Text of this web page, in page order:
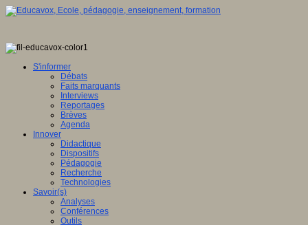
S'informer
Débats
Faits marquants
Interviews
Reportages
Brèves
Agenda
Innover
Didactique
Dispositifs
Pédagogie
Recherche
Technologies
Savoir(s)
Analyses
Conférences
Outils